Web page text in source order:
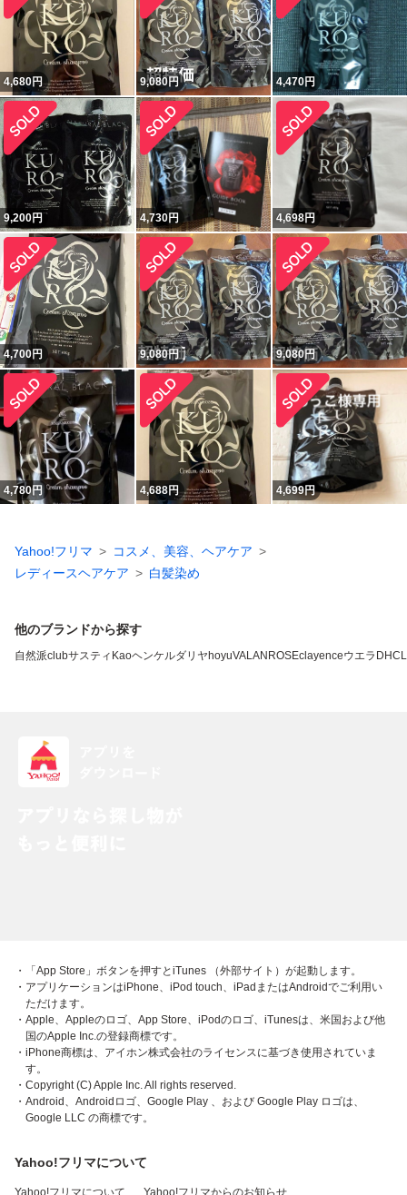
4,680円 9,080円 4,470円
9,200円 4,730円 4,698円
4,700円 9,080円 9,080円
4,780円 4,688円 4,699円
Yahoo!フリマ
コスメ、美容、ヘアケア
レディースヘアケア
白髪染め
他のブランドから探す
自然派clubサスティ Kaoヘンケルダリヤ hoyuVALANROSEclayenceウエラ DHC
・「App Store」ボタンを押すとiTunes （外部サイト）が起動します。
・アプリケーションはiPhone、iPod touch、iPadまたはAndroidでご利用い
ただけます。
・Apple、Appleのロゴ、App Store、iPodのロゴ、iTunesは、米国および他
国のApple Inc.の登録商標です。
・iPhone商標は、アイホン株式会社のライセンスに基づき使用されていま
す。
・Copyright (C) Apple Inc. All rights reserved.
・Android、Androidロゴ、Google Play 、および Google Play ロゴは、
Google LLC の商標です。
Yahoo!フリマについて